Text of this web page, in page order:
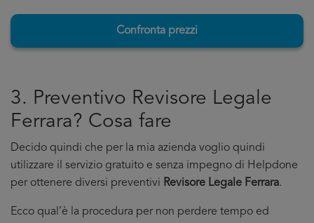
Confronta prezzi
3. Preventivo Revisore Legale
Ferrara? Cosa fare
Decido quindi che per la mia azienda voglio quindi
utilizzare il servizio gratuito e senza impegno di Helpdone
per ottenere diversi preventivi Revisore Legale Ferrara.
Ecco qual’è la procedura per non perdere tempo ed